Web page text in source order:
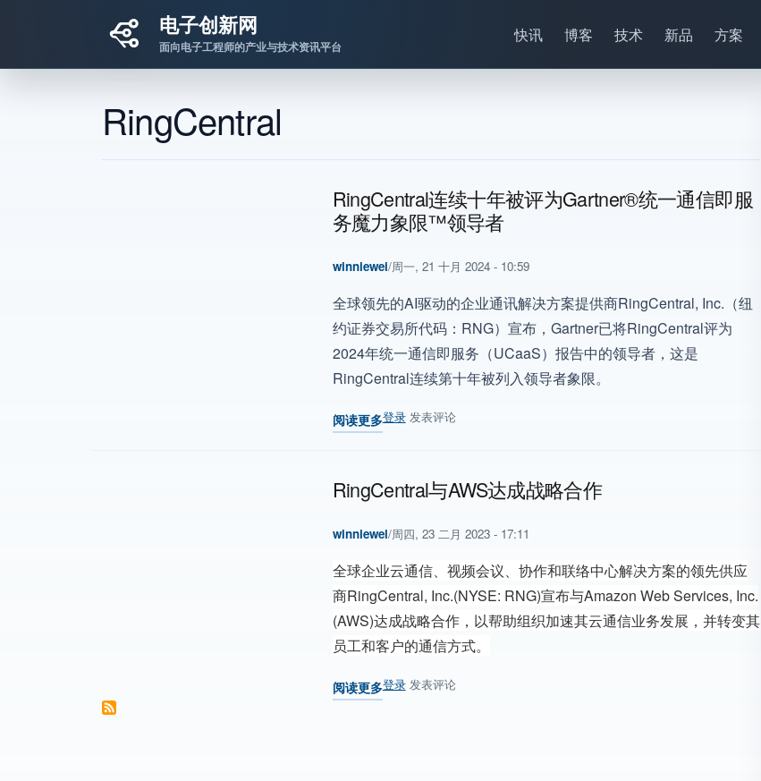
电子创新网
面向电子工程师的产业与技术资讯平台
快讯 博客 技术 新品 方案
RingCentral
RingCentral连续十年被评为Gartner®统一通信即服
务魔力象限™领导者
winniewei/周一, 21 十月 2024 - 10:59
全球领先的AI驱动的企业通讯解决方案提供商RingCentral, Inc.（纽
约证券交易所代码：RNG）宣布，Gartner已将RingCentral评为
2024年统一通信即服务（UCaaS）报告中的领导者，这是
RingCentral连续第十年被列入领导者象限。
阅读更多
关于 RingCentral连续十年被评为Gartner®统一通信即服务魔力象限™领导者
登录发表评论
RingCentral与AWS达成战略合作
winniewei/周四, 23 二月 2023 - 17:11
全球企业云通信、视频会议、协作和联络中心解决方案的领先供应
商RingCentral, Inc.(NYSE: RNG)宣布与Amazon Web Services, Inc.
(AWS)达成战略合作，以帮助组织加速其云通信业务发展，并转变其
员工和客户的通信方式。
阅读更多
关于 RingCentral与AWS达成战略合作
登录发表评论